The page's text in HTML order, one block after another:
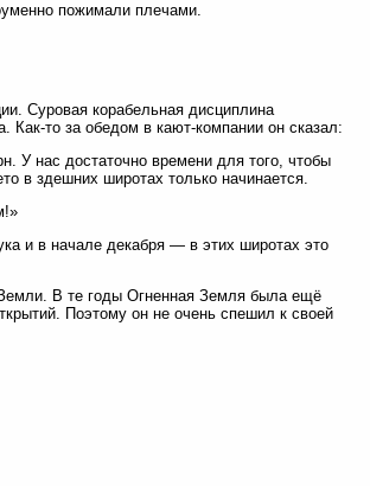
пожимали плечами.
Суровая корабельная дисциплина
Как-то за обедом в кают-компании он сказал:
У нас достаточно времени для того, чтобы
в здешних широтах только начинается.
и в начале декабря — в этих широтах это
В те годы Огненная Земля была ещё
Поэтому он не очень спешил к своей